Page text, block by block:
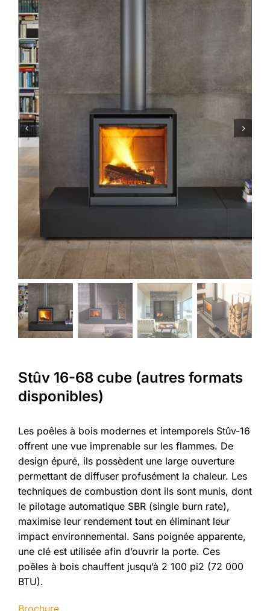
Stûv 16-68 cube (autres formats
disponibles)
Les poêles à bois modernes et intemporels Stûv-16
offrent une vue imprenable sur les flammes. De
design épuré, ils possèdent une large ouverture
permettant de diffuser profusément la chaleur. Les
techniques de combustion dont ils sont munis, dont
le pilotage automatique SBR (single burn rate),
maximise leur rendement tout en éliminant leur
impact environnemental. Sans poignée apparente,
une clé est utilisée afin d’ouvrir la porte. Ces
poêles à bois chauffent jusqu’à 2 100 pi2 (72 000
BTU).
Brochure